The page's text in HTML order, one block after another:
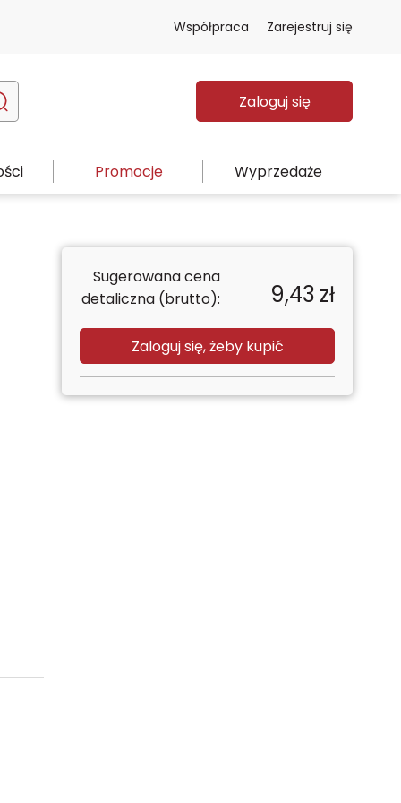
Współpraca Zarejestruj się
Zaloguj się
Promocje Wyprzedaże
Sugerowana cena
detaliczna (brutto):
9,43 zł
Zaloguj się, żeby kupić